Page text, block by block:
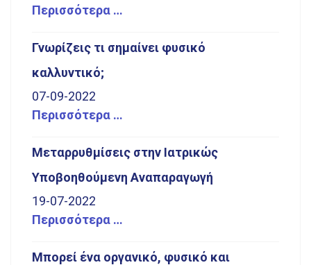
Περισσότερα …
Γνωρίζεις τι σημαίνει φυσικό
καλλυντικό;
07-09-2022
Περισσότερα …
Μεταρρυθμίσεις στην Ιατρικώς
Υποβοηθούμενη Αναπαραγωγή
19-07-2022
Περισσότερα …
Μπορεί ένα οργανικό, φυσικό και